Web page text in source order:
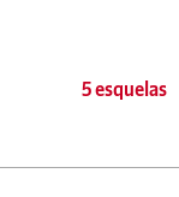
5 esquelas